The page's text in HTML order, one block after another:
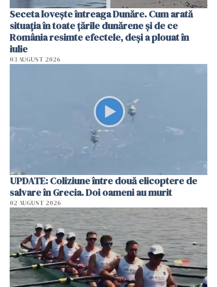
Seceta lovește întreaga Dunăre. Cum arată
situația în toate țările dunărene și de ce
România resimte efectele, deși a plouat în
iulie
03 AUGUST 2026
UPDATE: Coliziune între două elicoptere de
salvare în Grecia. Doi oameni au murit
02 AUGUST 2026